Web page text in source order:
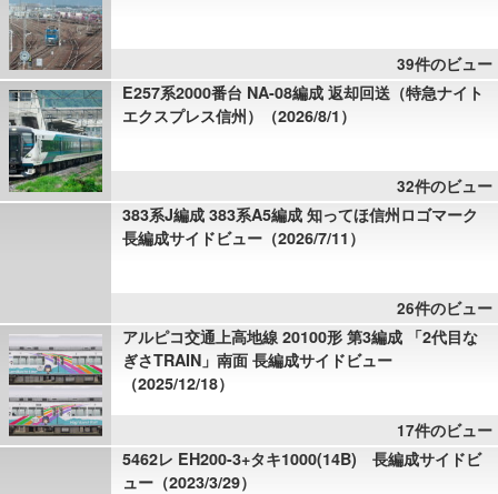
39件のビュー
E257系2000番台 NA-08編成 返却回送（特急ナイト
エクスプレス信州）（2026/8/1）
32件のビュー
383系J編成 383系A5編成 知ってほ信州ロゴマーク
長編成サイドビュー（2026/7/11）
26件のビュー
アルピコ交通上高地線 20100形 第3編成 「2代目な
ぎさTRAIN」南面 長編成サイドビュー
（2025/12/18）
17件のビュー
5462レ EH200-3+タキ1000(14B) 長編成サイドビ
ュー（2023/3/29）